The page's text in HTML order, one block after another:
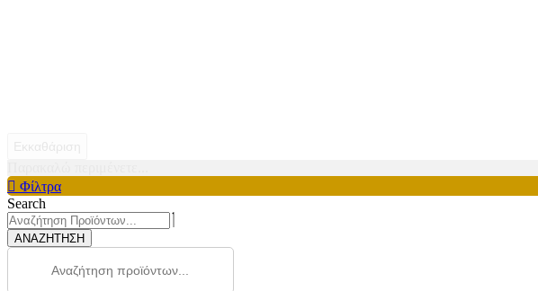
Φίλτρα
Search
ΑΝΑΖΗΤΗΣΗ
Products